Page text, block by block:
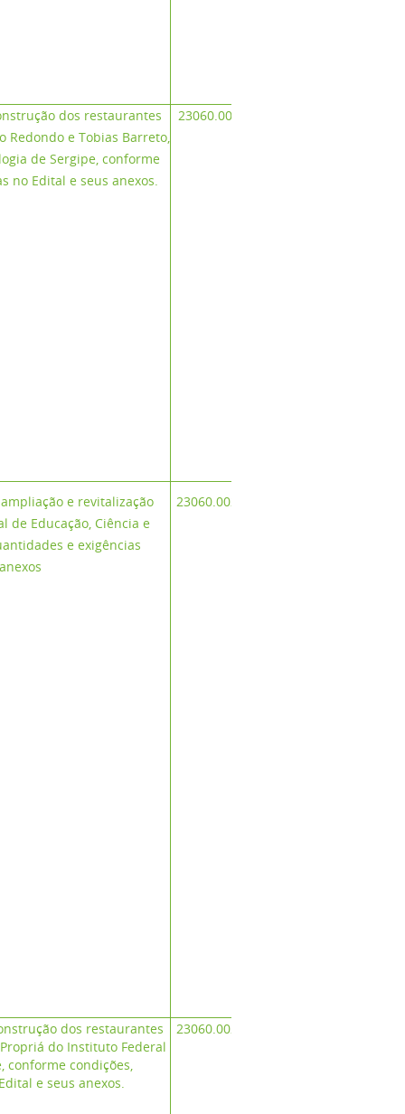
dos restaurantes
Redondo e Tobias Barreto,
de Sergipe, conforme
no Edital e seus anexos.
23060.002411/2025-97
e revitalização
de Educação, Ciência e
e exigências
23060.002524/2025-92
dos restaurantes
do Instituto Federal
conforme condições,
e seus anexos.
23060.002864/2025-13